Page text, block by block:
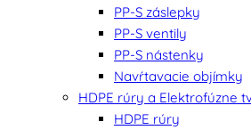
PP-S záslepky
PP-S ventily
PP-S nástenky
Navŕtavacie objímky
HDPE rúry a Elektrofúzne
HDPE rúry